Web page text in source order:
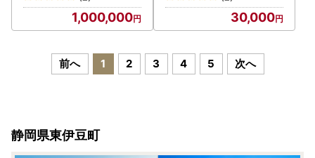
1,000,000
フォーム ホテル 動物園 海
鮮 みかん 金目鯛 稲取 熱川
ギフト 土産
30,000
前へ 1 2 3 4 5 次へ
静岡県東伊豆町